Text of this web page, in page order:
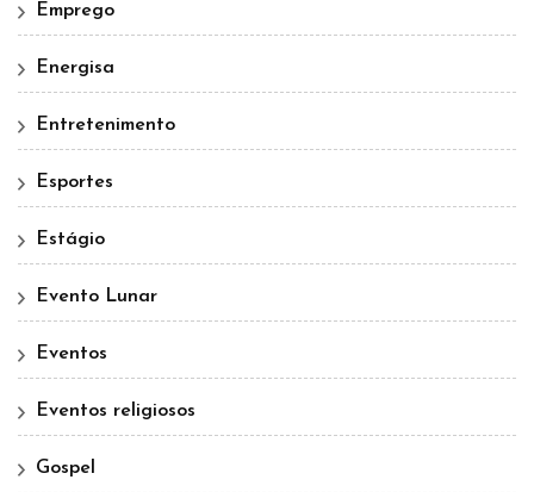
Emprego
Energisa
Entretenimento
Esportes
Estágio
Evento Lunar
Eventos
Eventos religiosos
Gospel